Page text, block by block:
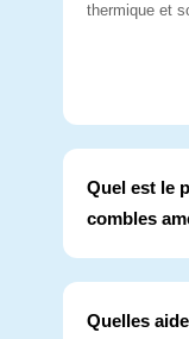
thermique et
Quel est le
combles
Quelles